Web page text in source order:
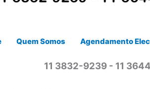
Quem Somos Agendamento
11 3832-9239 - 11